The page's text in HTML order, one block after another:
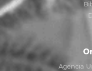
Agencia